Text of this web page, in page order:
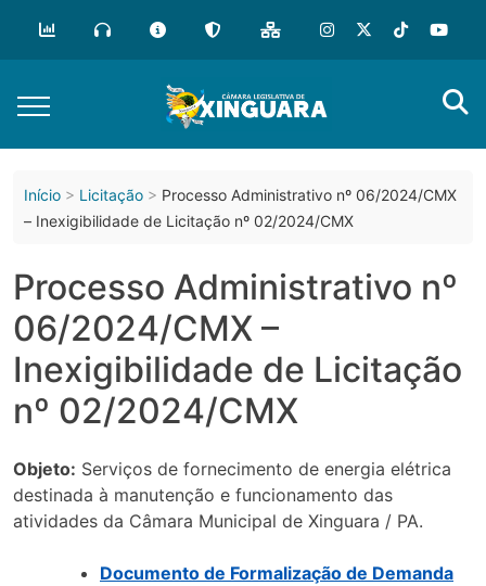
conteúdo
Início Licitação
Processo Administrativo nº 06/2024/CMX
– Inexigibilidade de Licitação nº 02/2024/CMX
Processo Administrativo nº
06/2024/CMX –
Inexigibilidade de Licitação
nº 02/2024/CMX
Objeto: Serviços de fornecimento de energia elétrica
destinada à manutenção e funcionamento das
atividades da Câmara Municipal de Xinguara / PA.
Documento de Formalização de Demanda